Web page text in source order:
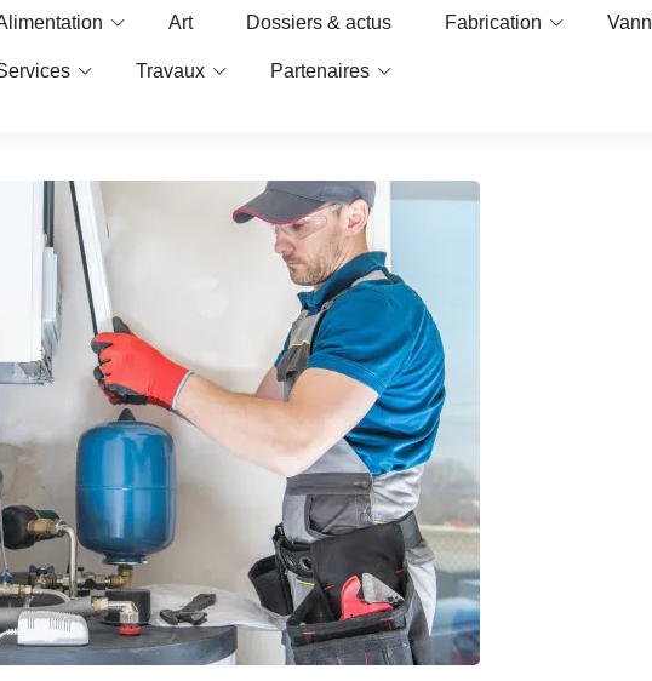
Art Dossiers & actus Fabrication
Travaux Partenaires